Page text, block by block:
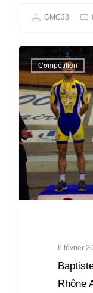
GMC38
Compétition
6 février
Rhône